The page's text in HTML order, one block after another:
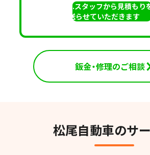
3.スタッフから見積もり
送らせていただきます
鈑金・修理のご相談
松尾自動車のサ